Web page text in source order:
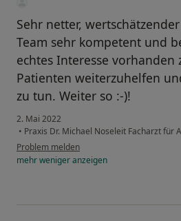
Sehr netter,
Team sehr kompetent und
echtes Interesse vorhanden
Patienten weiterzuhelfen
zu tun. Weiter so :-)!
2. Mai 2022
• Praxis Dr. Michael Noseleit Facharzt für
Problem melden
mehrwenigeranzeigen